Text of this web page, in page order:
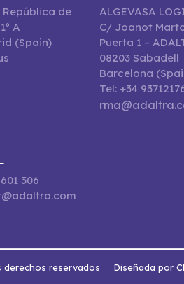
República de
A
(Spain)
ALGEVASA
C/ Joanot
Puerta 1 –
08203 Sabadell
Barcelona
Tel: +34
306
derechos reservados Diseñada por